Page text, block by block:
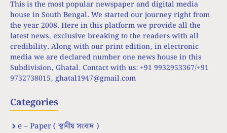
This is the most popular newspaper and digital media
house in South Bengal. We started our journey right from
the year 2008. Here in this platform we provide all the
latest news, exclusive breaking to the readers with all
credibility. Along with our print edition, in electronic
media we are declared number one news house in this
Subdivision, Ghatal. Contact with us: +91 9932953367/+91
9732738015, ghatal1947@gmail.com
Categories
e – Paper ( স্থানীয় সংবাদ )